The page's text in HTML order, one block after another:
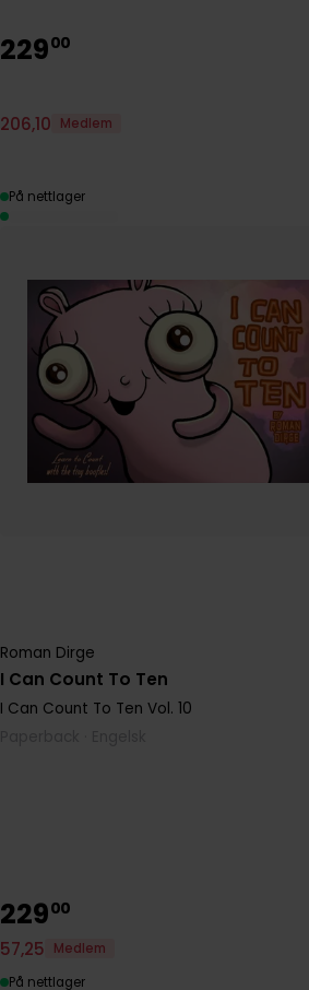
I Can Count To Ten
Roman Dirge
I Can Count To Ten Vol. 10
22900
206,10 Medlem
På nettlager
22900
57,25
Medlem
På nettlager